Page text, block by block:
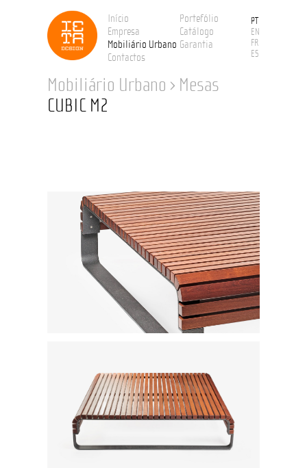
Início
Portefólio
Empresa
Catálogo
Mobiliário Urbano Garantia
Contactos
Mobiliário Urbano › Mesas
CUBIC M2
PT
EN
FR
ES